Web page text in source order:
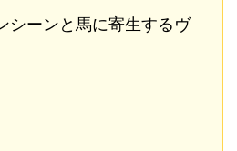
シーンと馬に寄生するヴ